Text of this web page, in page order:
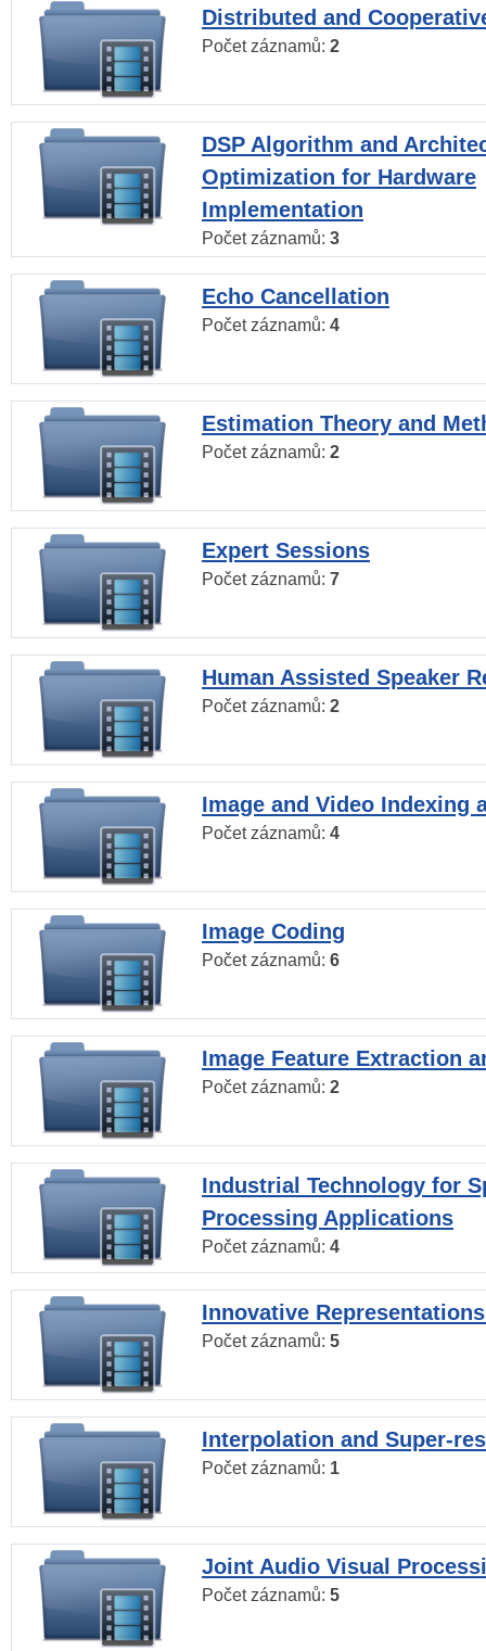
Distributed and
Počet záznamů: 2
DSP Algorithm and
Optimization for Hardware
Implementation
Počet záznamů: 3
Echo Cancellation
Počet záznamů: 4
Estimation Theory and
Počet záznamů: 2
Expert Sessions
Počet záznamů: 7
Human Assisted Speaker
Počet záznamů: 2
Image and Video Indexing
Počet záznamů: 4
Image Coding
Počet záznamů: 6
Image Feature Extraction
Počet záznamů: 2
Industrial Technology for
Processing Applications
Počet záznamů: 4
Innovative
Počet záznamů: 5
Interpolation and Super-
Počet záznamů: 1
Joint Audio Visual
Počet záznamů: 5